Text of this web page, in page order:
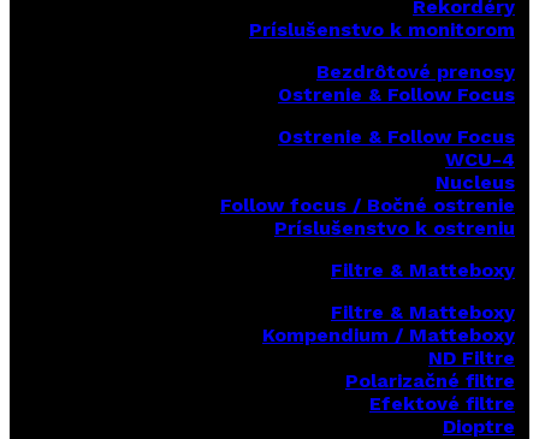
Rekordéry
Príslušenstvo k monitorom
Bezdrôtové prenosy
Ostrenie & Follow Focus
Ostrenie & Follow Focus
WCU-4
Nucleus
Follow focus / Bočné ostrenie
Príslušenstvo k ostreniu
Filtre & Matteboxy
Filtre & Matteboxy
Kompendium / Matteboxy
ND Filtre
Polarizačné filtre
Efektové filtre
Dioptre